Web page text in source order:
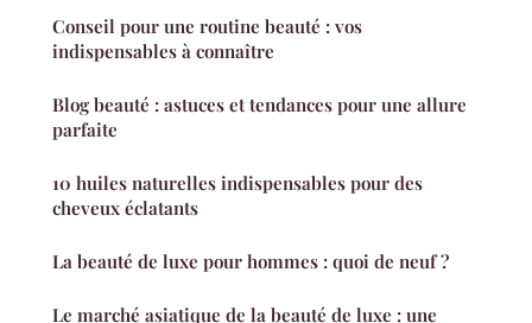
Conseil pour une routine beauté : vos
indispensables à connaître
Blog beauté : astuces et tendances pour une allure
parfaite
10 huiles naturelles indispensables pour des
cheveux éclatants
La beauté de luxe pour hommes : quoi de neuf ?
Le marché asiatique de la beauté de luxe : une